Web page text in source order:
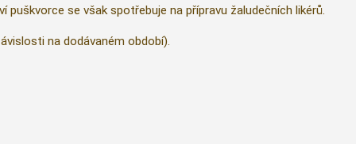
se však spotřebuje na přípravu žaludečních likérů.
na dodávaném období).